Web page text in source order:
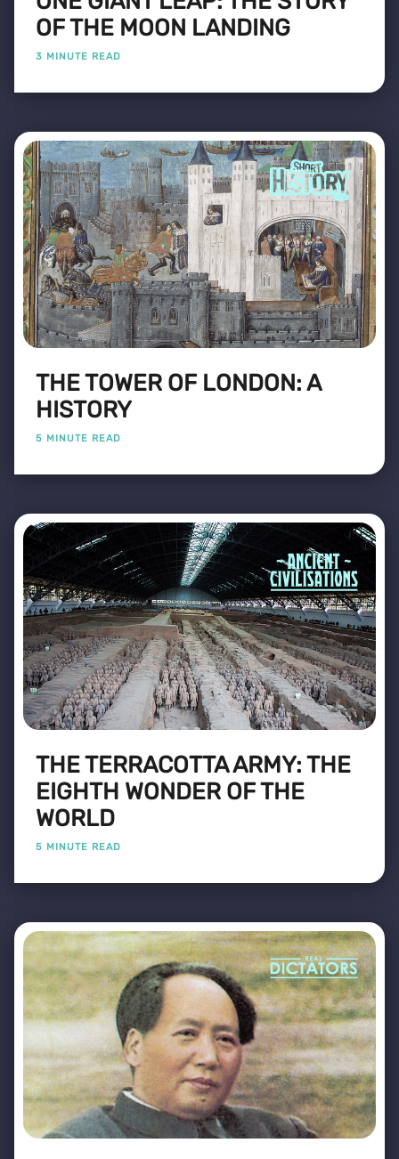
OF THE MOON LANDING
3 MINUTE READ
THE TOWER OF LONDON: A
HISTORY
5 MINUTE READ
THE TERRACOTTA ARMY: THE
EIGHTH WONDER OF THE
WORLD
5 MINUTE READ